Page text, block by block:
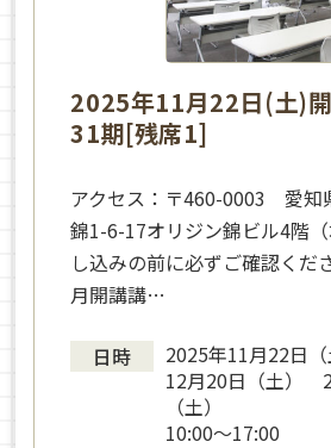
2025年11月22日(土)
31期[残席1]
アクセス：〒460-0003 愛知
錦1-6-17オリジン錦ビル4階
し込みの前に必ずご確認くだ
月開講講…
日時
2025年11月22日
12月20日（土）
（土）
10:00～17:00